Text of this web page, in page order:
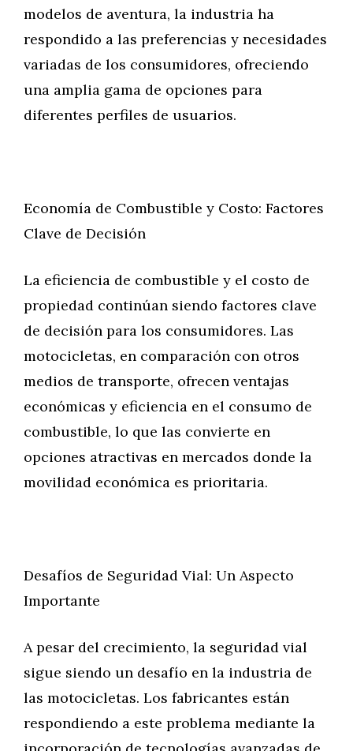
modelos de aventura, la industria ha
respondido a las preferencias y necesidades
variadas de los consumidores, ofreciendo
una amplia gama de opciones para
diferentes perfiles de usuarios.
Economía de Combustible y Costo: Factores
Clave de Decisión
La eficiencia de combustible y el costo de
propiedad continúan siendo factores clave
de decisión para los consumidores. Las
motocicletas, en comparación con otros
medios de transporte, ofrecen ventajas
económicas y eficiencia en el consumo de
combustible, lo que las convierte en
opciones atractivas en mercados donde la
movilidad económica es prioritaria.
Desafíos de Seguridad Vial: Un Aspecto
Importante
A pesar del crecimiento, la seguridad vial
sigue siendo un desafío en la industria de
las motocicletas. Los fabricantes están
respondiendo a este problema mediante la